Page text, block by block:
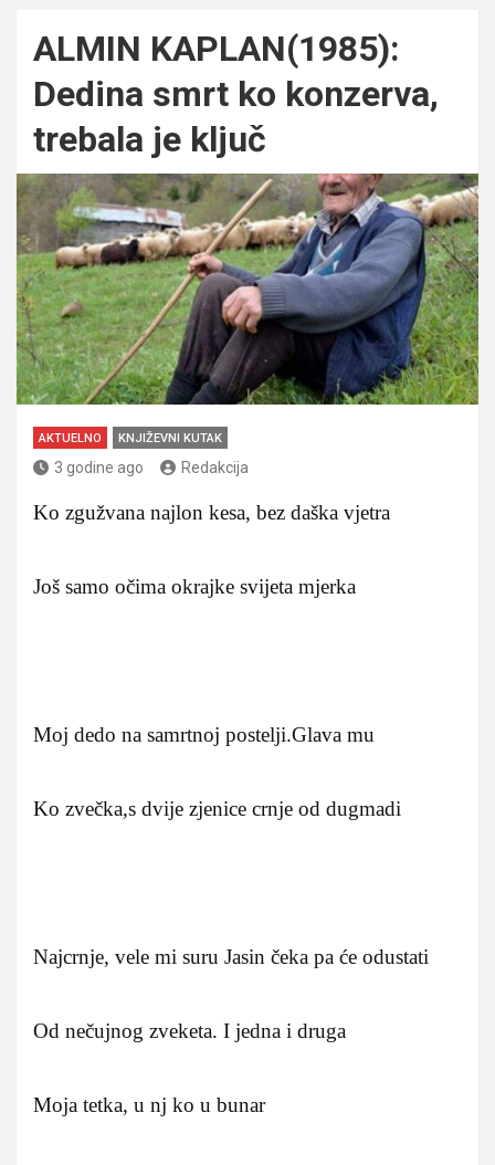
ALMIN KAPLAN(1985):
Dedina smrt ko konzerva,
trebala je ključ
AKTUELNO KNJIŽEVNI KUTAK
3 godine ago Redakcija
Ko zgužvana najlon kesa, bez daška vjetra
Još samo očima okrajke svijeta mjerka
Moj dedo na samrtnoj postelji.Glava mu
Ko zvečka,s dvije zjenice crnje od dugmadi
Najcrnje, vele mi suru Jasin čeka pa će odustati
Od nečujnog zveketa. I jedna i druga
Moja tetka, u nj ko u bunar